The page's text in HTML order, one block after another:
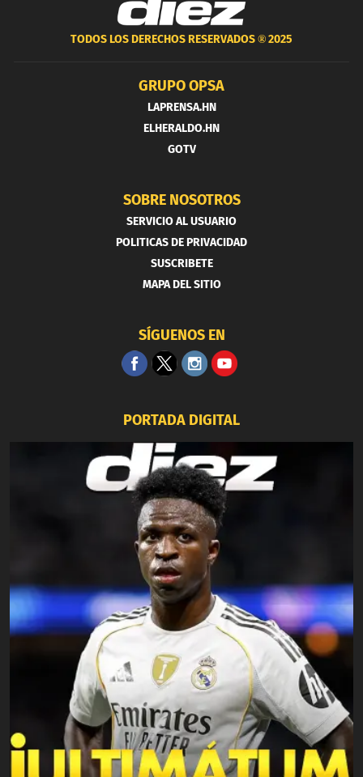
TODOS LOS DERECHOS RESERVADOS ®2025
GRUPO OPSA
LAPRENSA.HN
ELHERALDO.HN
GOTV
SOBRE NOSOTROS
SERVICIO AL USUARIO
POLITICAS DE PRIVACIDAD
SUSCRIBETE
MAPA DEL SITIO
SÍGUENOS EN
PORTADA DIGITAL